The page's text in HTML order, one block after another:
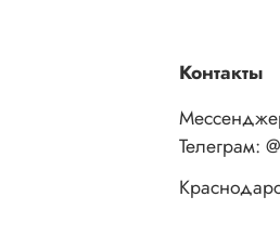
Контакты
Телеграм: